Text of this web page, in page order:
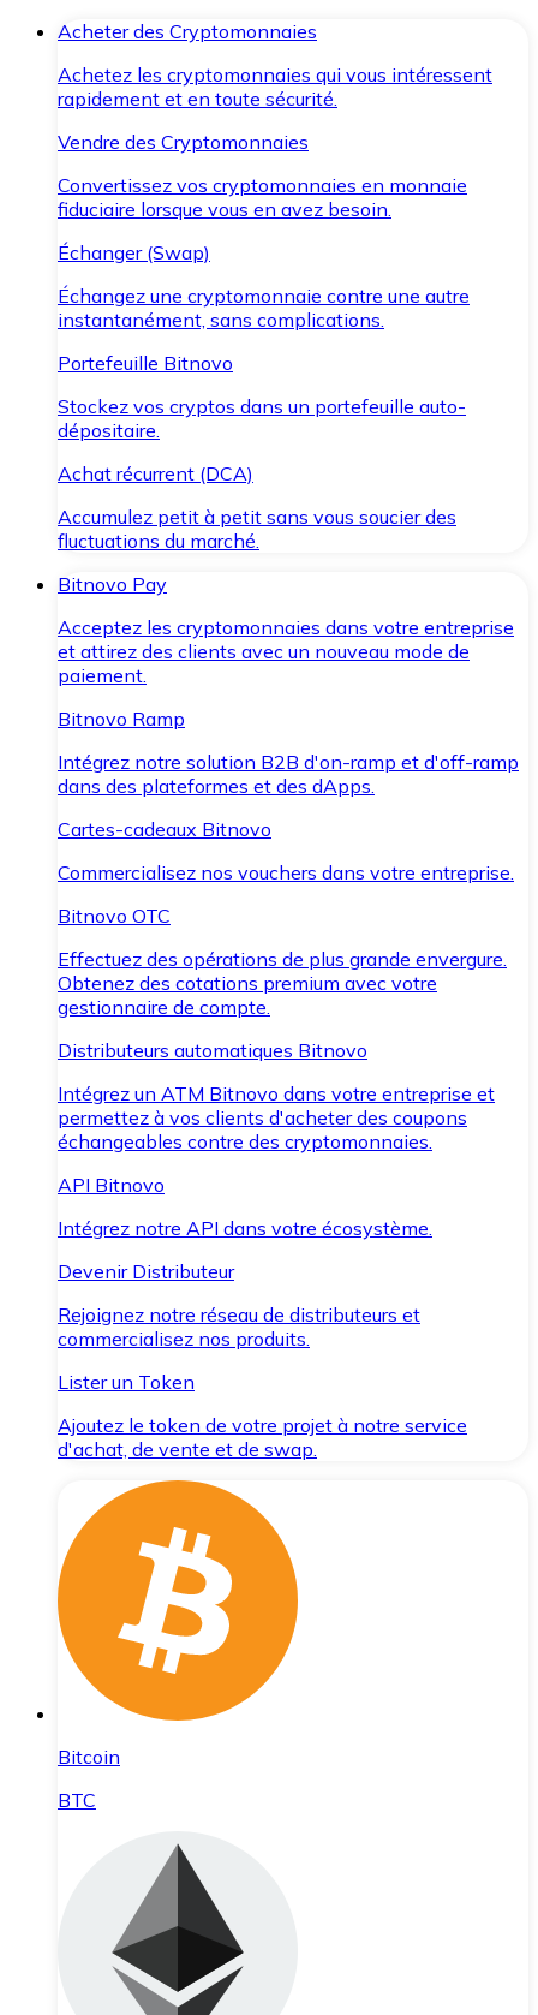
Acheter des Cryptomonnaies
Achetez les cryptomonnaies qui vous intéressent
rapidement et en toute sécurité.
Vendre des Cryptomonnaies
Convertissez vos cryptomonnaies en monnaie
fiduciaire lorsque vous en avez besoin.
Échanger (Swap)
Échangez une cryptomonnaie contre une autre
instantanément, sans complications.
Portefeuille Bitnovo
Stockez vos cryptos dans un portefeuille auto-
dépositaire.
Achat récurrent (DCA)
Accumulez petit à petit sans vous soucier des
fluctuations du marché.
Bitnovo Pay
Acceptez les cryptomonnaies dans votre entreprise
et attirez des clients avec un nouveau mode de
paiement.
Bitnovo Ramp
Intégrez notre solution B2B d'on-ramp et d'off-ramp
dans des plateformes et des dApps.
Cartes-cadeaux Bitnovo
Commercialisez nos vouchers dans votre entreprise.
Bitnovo OTC
Effectuez des opérations de plus grande envergure.
Obtenez des cotations premium avec votre
gestionnaire de compte.
Distributeurs automatiques Bitnovo
Intégrez un ATM Bitnovo dans votre entreprise et
permettez à vos clients d'acheter des coupons
échangeables contre des cryptomonnaies.
API Bitnovo
Intégrez notre API dans votre écosystème.
Devenir Distributeur
Rejoignez notre réseau de distributeurs et
commercialisez nos produits.
Lister un Token
Ajoutez le token de votre projet à notre service
d'achat, de vente et de swap.
Bitcoin
BTC